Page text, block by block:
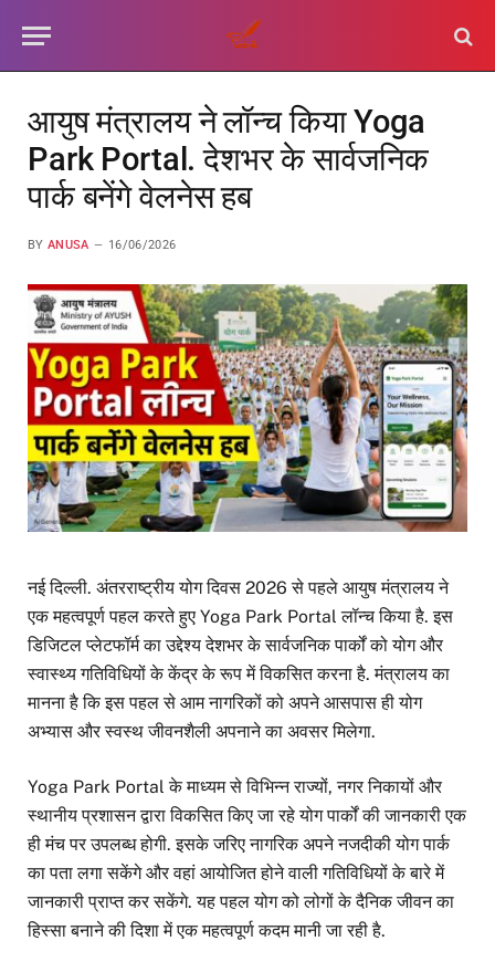
आयुष मंत्रालय ने लॉन्च किया Yoga
Park Portal. देशभर के सार्वजनिक
पार्क बनेंगे वेलनेस हब
BY ANUSA 16/06/2026
नई दिल्ली. अंतरराष्ट्रीय योग दिवस 2026 से पहले आयुष मंत्रालय ने
एक महत्वपूर्ण पहल करते हुए Yoga Park Portal लॉन्च किया है. इस
डिजिटल प्लेटफॉर्म का उद्देश्य देशभर के सार्वजनिक पार्कों को योग और
स्वास्थ्य गतिविधियों के केंद्र के रूप में विकसित करना है. मंत्रालय का
मानना है कि इस पहल से आम नागरिकों को अपने आसपास ही योग
अभ्यास और स्वस्थ जीवनशैली अपनाने का अवसर मिलेगा.
Yoga Park Portal के माध्यम से विभिन्न राज्यों, नगर निकायों और
स्थानीय प्रशासन द्वारा विकसित किए जा रहे योग पार्कों की जानकारी एक
ही मंच पर उपलब्ध होगी. इसके जरिए नागरिक अपने नजदीकी योग पार्क
का पता लगा सकेंगे और वहां आयोजित होने वाली गतिविधियों के बारे में
जानकारी प्राप्त कर सकेंगे. यह पहल योग को लोगों के दैनिक जीवन का
हिस्सा बनाने की दिशा में एक महत्वपूर्ण कदम मानी जा रही है.